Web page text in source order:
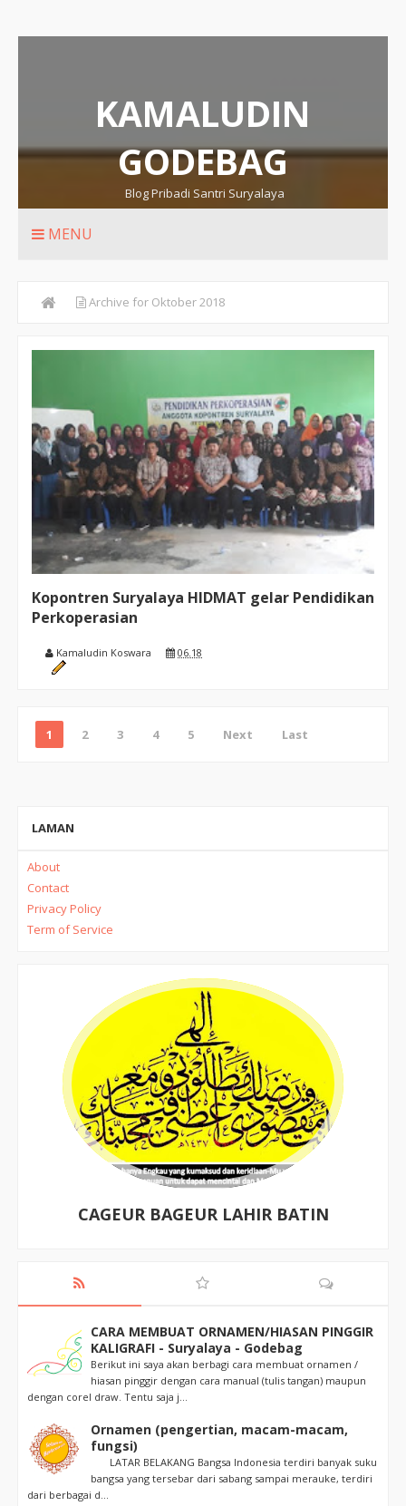
KAMALUDIN
GODEBAG
Blog Pribadi Santri Suryalaya
MENU
Archive for Oktober 2018
Kopontren Suryalaya HIDMAT gelar Pendidikan
Perkoperasian
Kamaludin Koswara 06.18
1 2 3 4 5 Next Last
LAMAN
About
Contact
Privacy Policy
Term of Service
CAGEUR BAGEUR LAHIR BATIN
CARA MEMBUAT ORNAMEN/HIASAN PINGGIR
KALIGRAFI - Suryalaya - Godebag
Berikut ini saya akan berbagi cara membuat ornamen /
hiasan pinggir dengan cara manual (tulis tangan) maupun
dengan corel draw. Tentu saja j...
Ornamen (pengertian, macam-macam,
fungsi)
LATAR BELAKANG Bangsa Indonesia terdiri banyak suku
bangsa yang tersebar dari sabang sampai merauke, terdiri
dari berbagai d...